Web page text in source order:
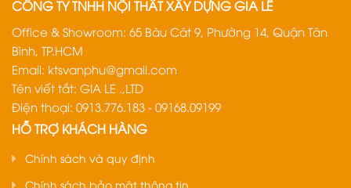
CÔNG TY TNHH NỘI THẤT XÂY DỰNG GIA LÊ
Office & Showroom: 65 Bàu Cát 9, Phường 14, Quận Tân
Bình, TP.HCM
Email: ktsvanphu@gmail.com
Tên viết tắt: GIA LE .,LTD
Điện thoại: 0913.776.183 - 09168.09199
HỖ TRỢ KHÁCH HÀNG
Chính sách và quy định
Chính sách bảo mật thông tin